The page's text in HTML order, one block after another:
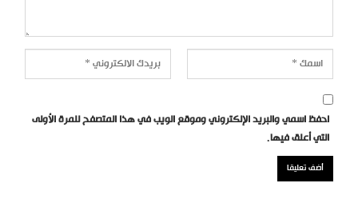
احفظ اسمي والبريد الإلكتروني وموقع الويب في هذا المتصفح للمرة الأولى
التي أعلق فيها.